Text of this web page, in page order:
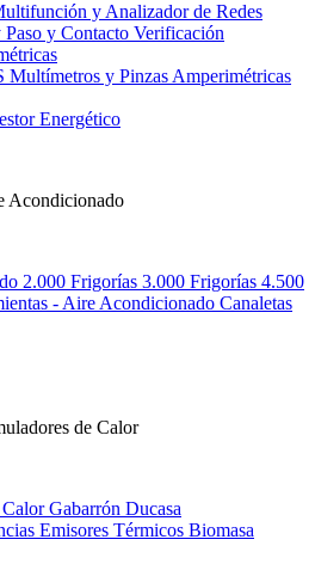
y Analizador de Redes
y Contacto Verificación
Multímetros y Pinzas Amperimétricas
Energético
Acondicionado
2.000 Frigorías 3.000 Frigorías 4.500
- Aire Acondicionado Canaletas
de Calor
CalorGabarrón Ducasa
Emisores Térmicos Biomasa